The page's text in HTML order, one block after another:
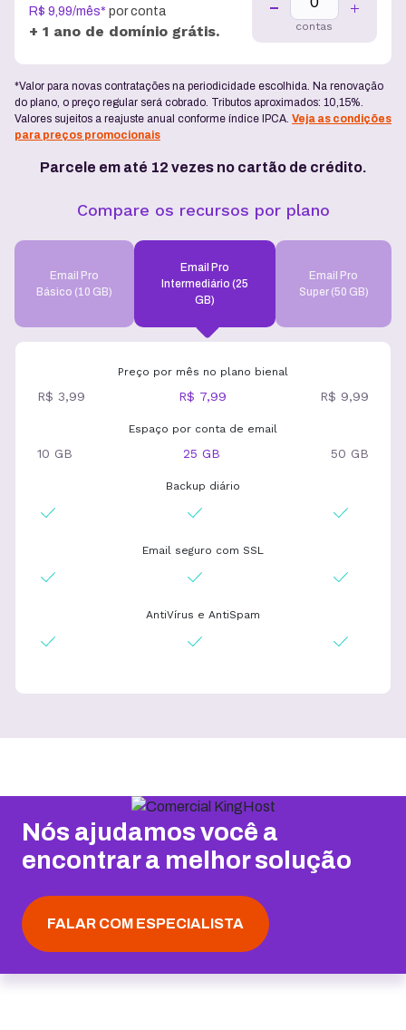
R$ 9 99/mês* por conta
+ 1 ano de domínio grátis. contas
*Valor para novas contratações na periodicidade escolhida. Na renovação
do plano, o preço regular será cobrado. Tributos aproximados: 10,15%.
Valores sujeitos a reajuste anual conforme índice IPCA. Veja as condições
para preços promocionais
Parcele em até 12 vezes no cartão de crédito.
Compare os recursos por plano
Email Pro
Básico (10 GB)
Email Pro
Intermediário (25
GB)
Email Pro
Super (50 GB)
Preço por mês no plano bienal
R$ 3,99 R$ 7,99 R$ 9,99
Espaço por conta de email
10 GB 25 GB 50 GB
Backup diário
Email seguro com SSL
AntiVírus e AntiSpam
Nós ajudamos você a
encontrar a melhor solução
FALAR COM ESPECIALISTA